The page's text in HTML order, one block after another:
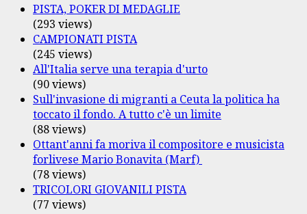
PISTA, POKER DI MEDAGLIE
(293 views)
CAMPIONATI PISTA
(245 views)
All'Italia serve una terapia d'urto
(90 views)
Sull'invasione di migranti a Ceuta la politica ha
toccato il fondo. A tutto c'è un limite
(88 views)
Ottant'anni fa moriva il compositore e musicista
forlivese Mario Bonavita (Marf)
(78 views)
TRICOLORI GIOVANILI PISTA
(77 views)